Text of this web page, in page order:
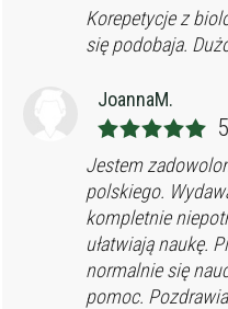
Korepetycje z
się podobaja.
JoannaM.
Jestem
polskiego.
kompletnie
ułatwiają naukę.
normalnie się
pomoc.